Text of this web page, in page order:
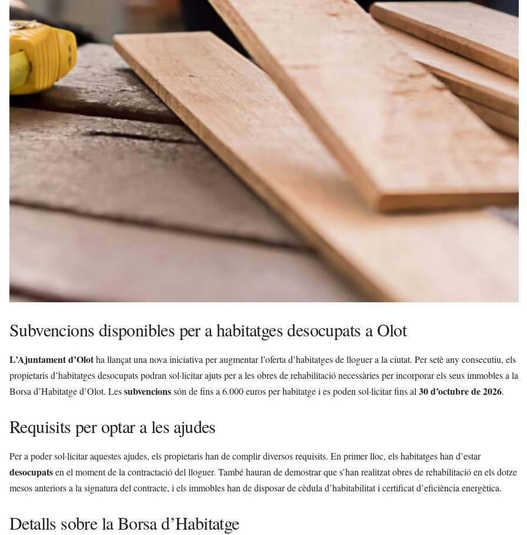
Subvencions disponibles per a habitatges desocupats a Olot
L’Ajuntament d’Olotha llançat una nova iniciativa per augmentar l’oferta d’habitatges de lloguer a la ciutat. Per setè any consecutiu, els
propietaris d’habitatges desocupats podran sol·licitar ajuts per a les obres de rehabilitació necessàries per incorporar els seus immobles a la
Borsa d’Habitatge d’Olot. Lessubvencionssón de fins a 6.000 euros per habitatge i es poden sol·licitar fins al 30 d’octubre de 2026.
Requisits per optar a les ajudes
Per a poder sol·licitar aquestes ajudes, els propietaris han de complir diversos requisits. En primer lloc, els habitatges han d’estar
desocupatsen el moment de la contractació del lloguer. També hauran de demostrar que s’han realitzat obres de rehabilitació en els dotze
mesos anteriors a la signatura del contracte, i els immobles han de disposar de cèdula d’habitabilitat i certificat d’eficiència energètica.
Detalls sobre la Borsa d’Habitatge